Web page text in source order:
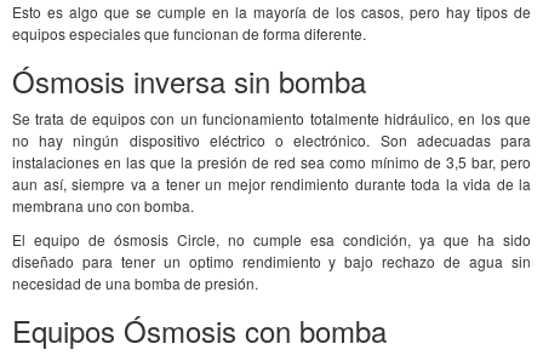
Esto es algo que se cumple en la mayoría de los casos, pero hay tipos de
equipos especiales que funcionan de forma diferente.
Ósmosis inversa sin bomba
Se trata de equipos con un funcionamiento totalmente hidráulico, en los que
no hay ningún dispositivo eléctrico o electrónico. Son adecuadas para
instalaciones en las que la presión de red sea como mínimo de 3,5 bar, pero
aun así, siempre va a tener un mejor rendimiento durante toda la vida de la
membrana uno con bomba.
El equipo de ósmosis Circle, no cumple esa condición, ya que ha sido
diseñado para tener un optimo rendimiento y bajo rechazo de agua sin
necesidad de una bomba de presión.
Equipos Ósmosis con bomba